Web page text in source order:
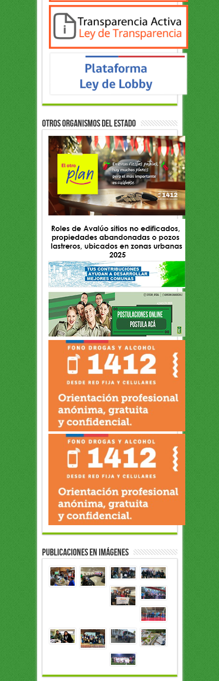
OTROS ORGANISMOS DEL ESTADO
Publicaciones en Imágenes